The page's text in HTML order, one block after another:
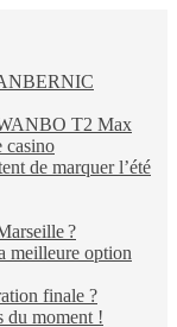
T2 Max
casino
de marquer l’été
?
meilleure option
finale ?
du moment !